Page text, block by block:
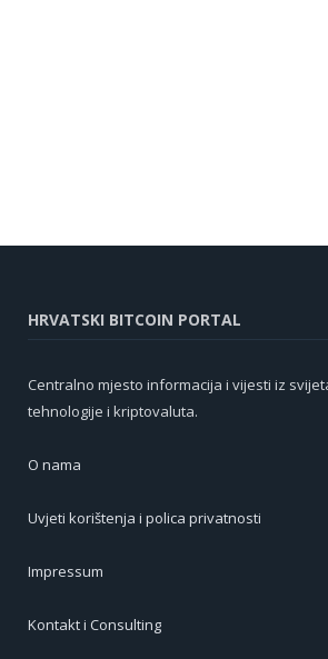
HRVATSKI BITCOIN PORTAL
Centralno mjesto informacija i vijesti iz
tehnologije i kriptovaluta.
O nama
Uvjeti korištenja i polica privatnosti
Impressum
Kontakt i Consulting